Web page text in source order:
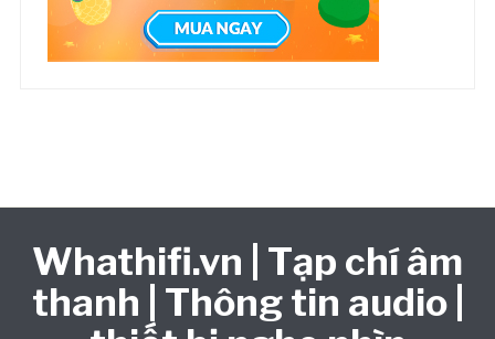
Whathifi.vn | Tạp chí âm
thanh | Thông tin audio |